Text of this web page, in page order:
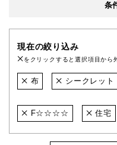
条
現在の絞り込み
をクリックすると選択項目から
布 シークレット
F☆☆☆☆ 住宅